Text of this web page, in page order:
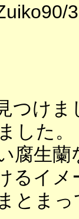
つけま
した。
腐生
るイメ
とま